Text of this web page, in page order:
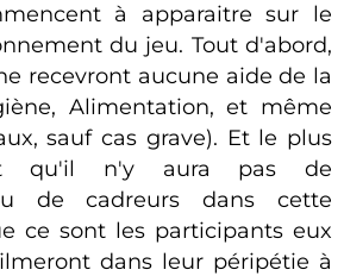
à apparaitre sur le
du jeu. Tout d'abord,
recevront aucune aide de la
Alimentation, et même
sauf cas grave). Et le plus
qu'il n'y aura pas de
de cadreurs dans cette
ce sont les participants eux
dans leur péripétie à